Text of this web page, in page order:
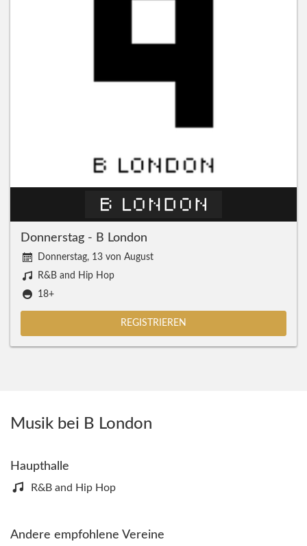
Donnerstag - B London
Donnerstag, 13 von August
R&B and Hip Hop
18+
REGISTRIEREN
Musik bei B London
Haupthalle
R&B and Hip Hop
Andere empfohlene Vereine